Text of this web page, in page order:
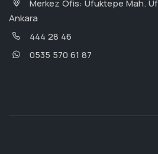
Merkez Ofis: Ufuktepe Mah.
Ankara
444 28 46
0535 570 61 87